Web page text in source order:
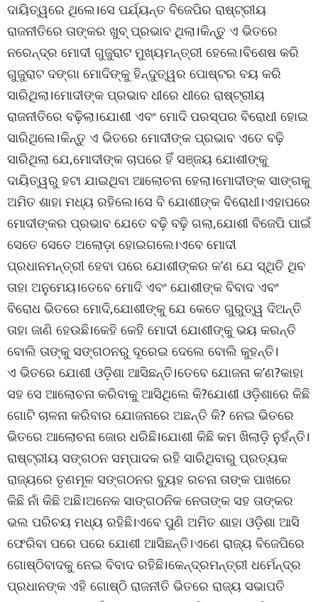
ଦାୟିତ୍ୱରେ ଥିଲେ।ସେ ପର୍ଯ୍ୟନ୍ତ ବିଜେପିର ରାଷ୍ଟ୍ରୀୟ
ରାଜନୀତିରେ ତାଙ୍କର ଖୁବ୍ ପ୍ରଭାବ ଥିଲା।କିନ୍ତୁ ଏ ଭିତରେ
ନରେନ୍ଦ୍ର ମୋଦୀ ଗୁଜୁରାଟ ମୁଖ୍ୟମନ୍ତ୍ରୀ ହେଲେ।ବିଶେଷ କରି
ଗୁଜୁରାଟ ଦଙ୍ଗା ମୋଦିଙ୍କୁ ହିନ୍ଦୁତ୍ୱର ପୋଷ୍ଟର ବୟ କରି
ସାରିଥିଲା।ମୋଦୀଙ୍କ ପ୍ରଭାବ ଧୀରେ ଧୀରେ ରାଷ୍ଟ୍ରୀୟ
ରାଜନୀତିରେ ବଢ଼ିଲା।ଯୋଶୀ ଏବଂ ମୋଦି ପରସ୍ପର ବିରୋଧୀ ହୋଇ
ସାରିଥିଲେ।କିନ୍ତୁ ଏ ଭିତରେ ମୋଦୀଙ୍କ ପ୍ରଭାବ ଏତେ ବଢ଼ି
ସାରିଥିଲା ଯେ,ମୋଦୀଙ୍କ ଚାପରେ ହିଁ ସଞ୍ଜୟ ଯୋଶୀଙ୍କୁ
ଦାୟିତ୍ୱରୁ ହଟା ଯାଇଥିବା ଆଲୋଚନା ହେଲା।ମୋଦୀଙ୍କ ସାଙ୍ଗକୁ
ଅମିତ ଶାହା ମଧ୍ୟ ରହିଲେ।ସେ ବି ଯୋଶୀଙ୍କ ବିରୋଧୀ।ଏହାପରେ
ମୋଦୀଙ୍କର ପ୍ରଭାବ ଯେତେ ବଢ଼ି ବଢ଼ି ଗଲା,ଯୋଶୀ ବିଜେପି ପାଇଁ
ସେତେ ସେତେ ଅଲୋଡ଼ା ହୋଇଗଲେ।ଏବେ ମୋଦୀ
ପ୍ରଧାନମନ୍ତ୍ରୀ ହେବା ପରେ ଯୋଶୀଙ୍କର କ’ଣ ଯେ ସ୍ଥିତି ଥିବ
ତାହା ଅନୁମେୟ।ତେବେ ମୋଦି ଏବଂ ଯୋଶୀଙ୍କ ବିବାଦ ଏବଂ
ବିରୋଧ ଭିତରେ ମୋଦି,ଯୋଶୀଙ୍କୁ ଯେ କେତେ ଗୁରୁତ୍ୱ ଦିଅନ୍ତି
ତାହା ଜାଣି ହେଉଛି।କେହି କେହି ମୋଦୀ ଯୋଶୀଙ୍କୁ ଭୟ କରନ୍ତି
ବୋଲି ତାଙ୍କୁ ସଙ୍ଗଠନରୁ ଦୂରେଇ ଦେଲେ ବୋଲି କୁହନ୍ତି।
ଏ ଭିତରେ ଯୋଶୀ ଓଡ଼ିଶା ଆସିଛନ୍ତି।ତେବେ ଯୋଜନା କ’ଣ?କାହା
ସହ ସେ ଆଲୋଚନା କରିବାକୁ ଆସିଥିଲେ କି?ଯୋଶୀ ଓଡ଼ିଶାରେ କିଛି
ଗୋଟି ଚାଳନା କରିବାର ଯୋଜନାରେ ଅଛନ୍ତି କି? ନେଇ ଭିତରେ
ଭିତରେ ଆଲୋଚନା ଜୋର ଧରିଛି।ଯୋଶୀ କିଛି କମ ଖିଲାଡ଼ି ନୁହଁନ୍ତି।
ରାଷ୍ଟ୍ରୀୟ ସଙ୍ଗଠନ ସମ୍ପାଦକ ରହି ସାରିଥିବାରୁ ପ୍ରତ୍ୟକ
ରାଜ୍ୟରେ ତୃଣମୂଳ ସଙ୍ଗଠନର ବ୍ୟୁହ ରଚନା ତାଙ୍କ ପାଖରେ
କିଛି ନାଁ କିଛି ଅଛି।ଅନେକ ସାଙ୍ଗଠନିକ ନେତାଙ୍କ ସହ ତାଙ୍କର
ଭଲ ପରିଚୟ ମଧ୍ୟ ରହିଛି।ଏବେ ପୁଣି ଅମିତ ଶାହା ଓଡ଼ିଶା ଆସି
ଫେରିବା ପରେ ପରେ ଯୋଶୀ ଆସିଛନ୍ତି।ଏଣେ ରାଜ୍ୟ ବିଜେପିରେ
ଗୋଷ୍ଠିବାଦକୁ ନେଇ ବିବାଦ ରହିଛି।କେନ୍ଦ୍ରମନ୍ତ୍ରୀ ଧର୍ମେନ୍ଦ୍ର
ପ୍ରଧାନଙ୍କ ଏହି ଗୋଷ୍ଠି ରାଜନୀତି ଭିତରେ ରାଜ୍ୟ ସଭାପତି